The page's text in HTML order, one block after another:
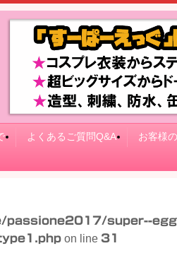
よくあるご質問Q&A お客様
passione2017/super--
on line 31